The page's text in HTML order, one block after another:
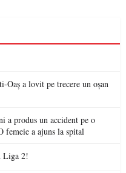
Oaș a lovit pe trecere un oșan
produs un accident pe o
femeie a ajuns la spital
Liga 2!